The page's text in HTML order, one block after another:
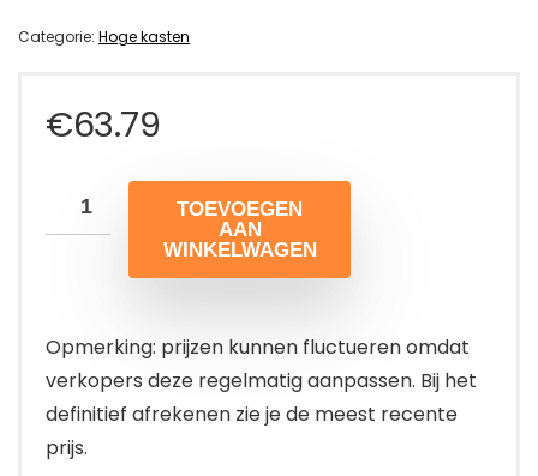
Categorie: Hoge kasten
€63.79
TOEVOEGEN
AAN
WINKELWAGEN
Opmerking: prijzen kunnen fluctueren omdat
verkopers deze regelmatig aanpassen. Bij het
definitief afrekenen zie je de meest recente
prijs.